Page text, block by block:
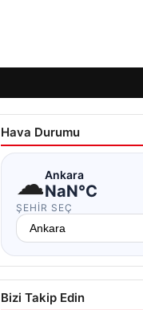
Hava Durumu
☁Ankara
NaN°C
ŞEHIR SEÇ
Bizi Takip Edin